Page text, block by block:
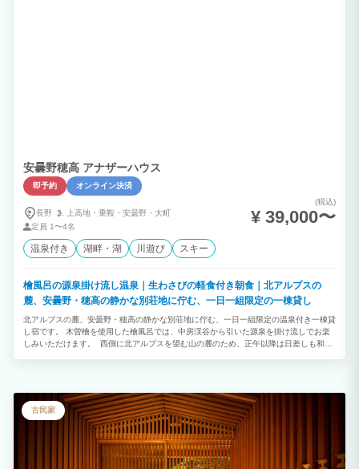
安曇野穂高 アナザーハウス
即予約 オンライン決済
長野 上高地・ 乗鞍・ 安曇野・ 大町
定員 1〜4名
(税込)
¥ 39,000〜
温泉付き 湖畔・湖 川遊び スキー
檜風呂の源泉掛け流し温泉｜生わさびの軽食付き朝食｜北アルプスの
麓、安曇野・穂高の静かな別荘地に佇む、一日一組限定の一棟貸し
北アルプスの麓、安曇野・穂高の静かな別荘地に佇む、一日一組限定の温泉付き一棟貸
し宿です。 木曽檜を使用した檜風呂では、中房渓谷から引いた源泉を掛け流しでお楽
しみいただけます。 西側に北アルプスを望む山の麓のため、正午以降は日差しも和ら
のマットレスや羽毛布団・羽毛枕を採用しています。 京都の生地屋による洗いざらし
綿のシーツやガーゼ素材の館内着、今治タオルの中でも高級ホテル仕様の大判タオルな
ど、肌触りや眠りの心地よさには定評があります。 シャンプー類は、京都発のオーガ
ニックブランド「NEMOHAMO」を使用しています。 ホテル清掃経験のあるスタッフ
による丁寧な清掃を行い、清潔な環境づくりを心がけています。 朝は、生わさびを味
わう軽朝食をご用意しています。 上高地や白馬、松本などへのアクセスも良く、安曇
野周辺をゆっくりお楽しみいただけます。 車で30分間の距離にある爺が岳スキー場
古民家